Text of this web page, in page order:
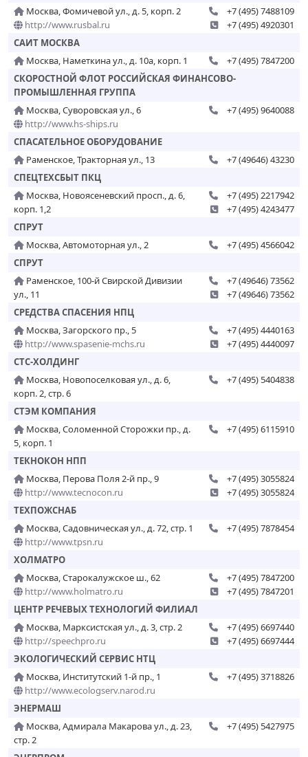
Москва, Фомичевой ул., д. 5, корп. 2
http://www.rusbal.ru
+7 (495) 7488109
+7 (495) 4920301
САИТ МОСКВА
Москва, Наметкина ул., д. 10а, корп. 1
+7 (495) 7847200
СКОРОСТНОЙ ФЛОТ РОССИЙСКАЯ ФИНАНСОВО-
ПРОМЫШЛЕННАЯ ГРУППА
Москва, Суворовская ул., 6
http://www.hs-ships.ru
+7 (495) 9640088
СПАСАТЕЛЬНОЕ ОБОРУДОВАНИЕ
Раменское, Тракторная ул., 13
+7 (49646) 43230
СПЕЦТЕХСБЫТ ПКЦ
Москва, Новоясеневский просп., д. 6,
корп. 1,2
+7 (495) 2217942
+7 (495) 4243477
СПРУТ
Москва, Автомоторная ул., 2
+7 (495) 4566042
СПРУТ
Раменское, 100-й Свирской Дивизии
ул., 11
+7 (49646) 73562
+7 (49646) 73562
СРЕДСТВА СПАСЕНИЯ НПЦ
Москва, Загорского пр., 5
http://www.spasenie-mchs.ru
+7 (495) 4440163
+7 (495) 4440097
СТС-ХОЛДИНГ
Москва, Новопоселковая ул., д. 6,
корп. 2, стр. 6
+7 (495) 5404838
СТЭМ КОМПАНИЯ
Москва, Соломенной Сторожки пр., д.
5, корп. 1
+7 (495) 6115910
ТЕКНОКОН НПП
Москва, Перова Поля 2-й пр., 9
http://www.tecnocon.ru
+7 (495) 3055824
+7 (495) 3055824
ТЕХПОЖСНАБ
Москва, Садовническая ул., д. 72, стр. 1
http://www.tpsn.ru
+7 (495) 7878454
ХОЛМАТРО
Москва, Старокалужское ш., 62
http://www.holmatro.ru
+7 (495) 7847200
+7 (495) 7847201
ЦЕНТР РЕЧЕВЫХ ТЕХНОЛОГИЙ ФИЛИАЛ
Москва, Марксистская ул., д. 3, стр. 2
http://speechpro.ru
+7 (495) 6697440
+7 (495) 6697444
ЭКОЛОГИЧЕСКИЙ СЕРВИС НТЦ
Москва, Институтский 1-й пр., 1
http://www.ecologserv.narod.ru
+7 (495) 3718826
ЭНЕРМАШ
Москва, Адмирала Макарова ул., д. 23,
стр. 2
+7 (495) 5427975